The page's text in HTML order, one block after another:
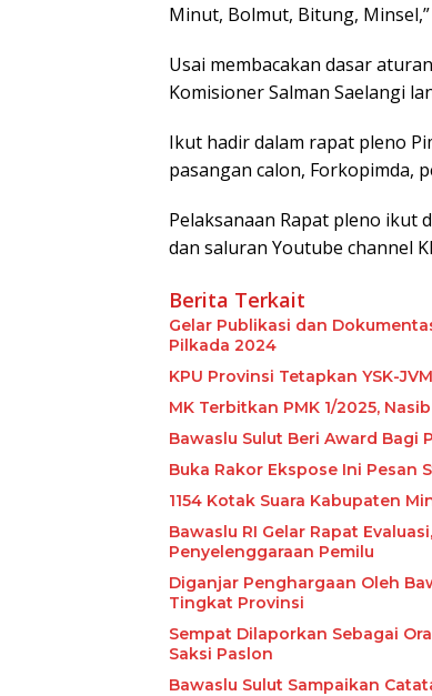
Minut, Bolmut, Bitung,
Usai membacakan dasar
Komisioner Salman Saelangi
Ikut hadir dalam rapat pleno
pasangan calon, Forkopimda,
Pelaksanaan Rapat pleno ikut
dan saluran Youtube channel
Berita Terkait
Gelar Publikasi dan
Pilkada 2024
KPU Provinsi Tetapkan YSK-
MK Terbitkan PMK 1/2025,
Bawaslu Sulut Beri Award
Buka Rakor Ekspose Ini Pesan
1154 Kotak Suara Kabupaten
Bawaslu RI Gelar Rapat
Penyelenggaraan Pemilu
Diganjar Penghargaan Oleh
Tingkat Provinsi
Sempat Dilaporkan Sebagai
Saksi Paslon
Bawaslu Sulut Sampaikan